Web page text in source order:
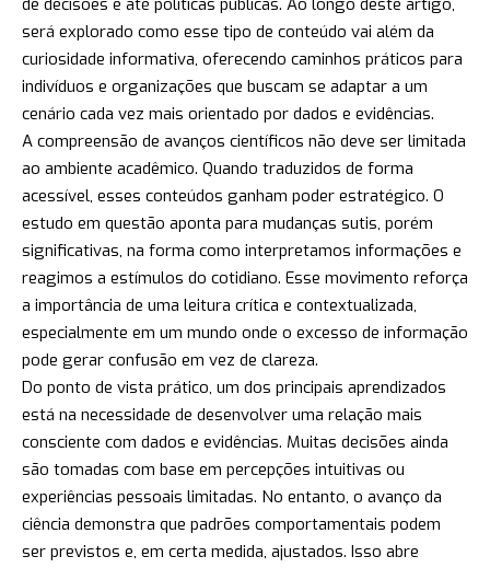
será explorado como esse tipo de conteúdo vai além da
curiosidade informativa, oferecendo caminhos práticos para
indivíduos e organizações que buscam se adaptar a um
cenário cada vez mais orientado por dados e evidências.
A compreensão de avanços científicos não deve ser limitada
ao ambiente acadêmico. Quando traduzidos de forma
acessível, esses conteúdos ganham poder estratégico. O
estudo em questão aponta para mudanças sutis, porém
significativas, na forma como interpretamos informações e
reagimos a estímulos do cotidiano. Esse movimento reforça
a importância de uma leitura crítica e contextualizada,
especialmente em um mundo onde o excesso de informação
pode gerar confusão em vez de clareza.
Do ponto de vista prático, um dos principais aprendizados
está na necessidade de desenvolver uma relação mais
consciente com dados e evidências. Muitas decisões ainda
são tomadas com base em percepções intuitivas ou
experiências pessoais limitadas. No entanto, o avanço da
ciência demonstra que padrões comportamentais podem
ser previstos e, em certa medida, ajustados. Isso abre